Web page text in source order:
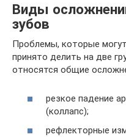
Виды
зубов
Проблемы, которые
принято делить на две
относятся общие
резкое падение
(коллапс);
рефлекторные